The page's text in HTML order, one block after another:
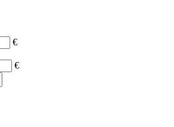
€
€